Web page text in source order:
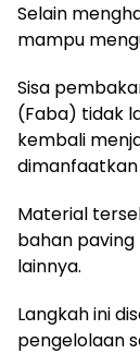
Selain
mampu
Sisa
(Faba) tidak
kembali
Material
bahan
lainnya.
Langkah ini
pengelolaan